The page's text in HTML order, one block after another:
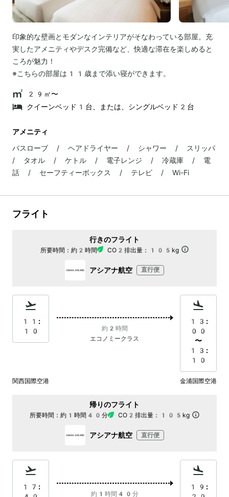
印象的な壁画とモダンなインテリアがそなわっている部屋。充
実したアメニティやデスク完備など、快適な滞在を楽しめると
ころが魅力！
※こちらの部屋は11歳まで添い寝ができます。
29㎡〜
クイーンベッド1台、または、シングルベッド2台
アメニティ
バスローブ / ヘアドライヤー / シャワー / スリッパ
/ タオル / ケトル / 電子レンジ / 冷蔵庫 / 電
話 / セーフティーボックス / テレビ / Wi-Fi
フライト
行きのフライト
所要時間： 約2時間 CO2排出量： 105kg
アシアナ航空 直行便
11:
10
約2時間
エコノミークラス
13:
00
〜
13:
10
関西国際空港 金浦国際空港
帰りのフライト
所要時間： 約1時間40分 CO2排出量： 105kg
アシアナ航空 直行便
17:
約1時間40分
19: